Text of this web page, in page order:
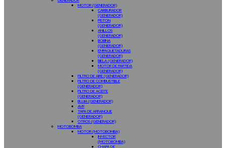
MOTOR (GENERADOR)
CARBURADOR
(GENERADOR)
PISTON
(GENERADOR)
ANILLOS
(GENERADOR)
BOBINA
(GENERADOR)
EMPAQUETADURAS
(GENERADOR)
BIELA (GENERADOR)
MOTOR DE PARTIDA
(GENERADOR)
FILTRO DE AIRE (GENERADOR)
FILTRO DE COMBUSTIBLE
(GENERADOR)
FILTRO DE ACEITE
(GENERADOR)
BUJIA (GENERADOR)
AVR
TAPA DE ARRANQUE
(GENERADOR)
OTROS (GENERADOR)
MOTOBOMBA
MOTOR (MOTOBOMBA)
INYECTOR
(MOTOBOMBA)
CHAPA DE